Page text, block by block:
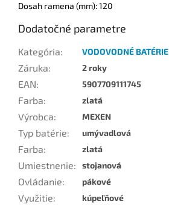
Dosah ramena (mm): 120
Dodatočné parametre
Kategória: VODOVODNÉ BATÉRIE
Záruka: 2 roky
EAN: 5907709111745
Farba: zlatá
Výrobca: MEXEN
Typ batérie: umývadlová
Farba: zlatá
Umiestnenie: stojanová
Ovládanie: pákové
Využitie: kúpeľňové